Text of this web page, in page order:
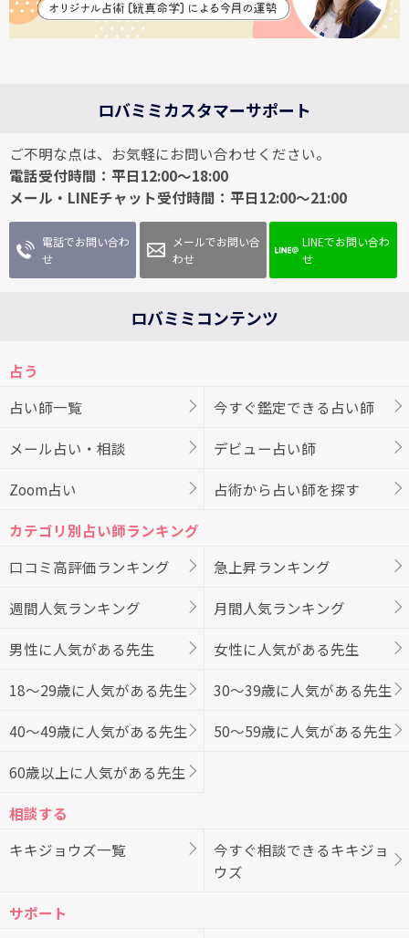
ロバミミカスタマーサポート
ご不明な点は、お気軽にお問い合わせください。
電話受付時間：平日12:00～18:00
メール・LINEチャット受付時間：平日12:00～21:00
電話でお問い合わ
せ
メールでお問い合
わせ
LINEでお問い合わ
せ
ロバミミコンテンツ
占う
占い師一覧
今すぐ鑑定できる占い師
メール占い・相談 デビュー占い師
Zoom占い 占術から占い師を探す
カテゴリ別占い師ランキング
口コミ高評価ランキング
急上昇ランキング
週間人気ランキング 月間人気ランキング
男性に人気がある先生 女性に人気がある先生
18～29歳に人気がある先生 30～39歳に人気がある先生
40～49歳に人気がある先生 50～59歳に人気がある先生
60歳以上に人気がある先生
相談する
キキジョウズ一覧
今すぐ相談できるキキジョ
ウズ
サポート